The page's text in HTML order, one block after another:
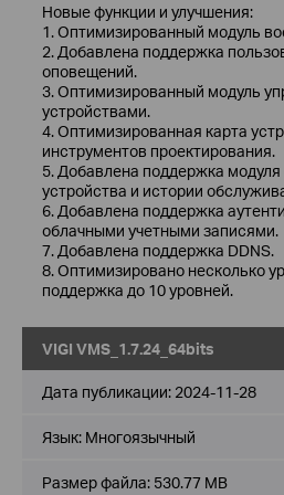
Новые функции и улучшения:
1. Оптимизированный модуль
2. Добавлена ​​поддержка
оповещений.
3. Оптимизированный модуль
устройствами.
4. Оптимизированная карта
инструментов проектирования.
5. Добавлена ​​поддержка
устройства и истории
6. Добавлена ​​поддержка
облачными учетными записями.
7. Добавлена ​​поддержка DDNS.
8. Оптимизировано несколько
поддержка до 10 уровней.
VIGI VMS_1.7.24_64bits
Дата публикации: 2024-11-28
Язык: Многоязычный
Размер файла: 530.77 MB